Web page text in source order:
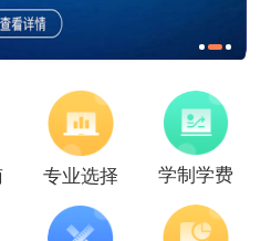
专业选择 学制学费